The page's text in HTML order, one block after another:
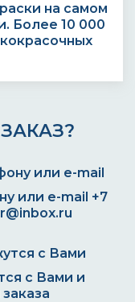
на самом
Более 10 000
или e-mail +7
с Вами и